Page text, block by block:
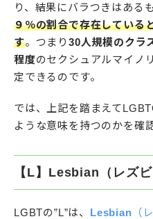
り、結果にバラつきはある
９％の割合で存在している
す。つまり30人規模のクラ
程度のセクシュアルマイノ
定できるのです。
では、上記を踏まえて
ような意味を持つのかを確
【L】Lesbian（レズビ
LGBTの”L”は、 Lesbian （